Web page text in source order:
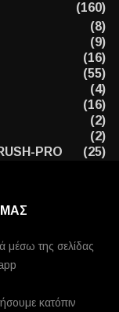
(160)
(8)
(9)
(16)
(55)
(4)
(16)
(2)
(2)
PRO
(25)
ΜΑΣ
μέσω της σελίδας
κατόπιν